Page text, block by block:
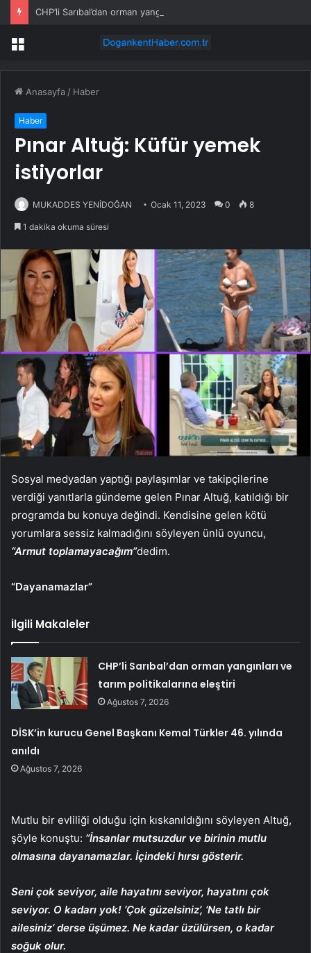
Menü
Anasayfa / Haber
Haber
Pınar Altuğ: Küfür yemek
istiyorlar
MUKADDES YENİDOĞAN Ocak 11, 2023 0 8
1 dakika okuma süresi
Sosyal medyadan yaptığı paylaşımlar ve takipçilerine
verdiği yanıtlarla gündeme gelen Pınar Altuğ, katıldığı bir
programda bu konuya değindi. Kendisine gelen kötü
yorumlara sessiz kalmadığını söyleyen ünlü oyuncu,
“Armut toplamayacağım”dedim.
“Dayanamazlar”
İlgili Makaleler
CHP’li Sarıbal’dan orman yangınları ve
tarım politikalarına eleştiri
Ağustos 7, 2026
DİSK’in kurucu Genel Başkanı Kemal Türkler 46. yılında
anıldı
Ağustos 7, 2026
Mutlu bir evliliği olduğu için kıskanıldığını söyleyen Altuğ,
şöyle konuştu: “İnsanlar mutsuzdur ve birinin mutlu
olmasına dayanamazlar. İçindeki hırsı gösterir.
Seni çok seviyor, aile hayatını seviyor, hayatını çok
seviyor. O kadarı yok! ‘Çok güzelsiniz’, ‘Ne tatlı bir
ailesiniz’ derse üşümez. Ne kadar üzülürsen, o kadar
soğuk olur.